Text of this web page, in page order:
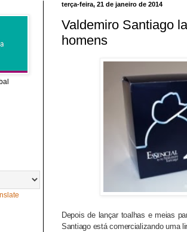
terça-feira, 21 de janeiro de 2014
Valdemiro Santiago
homens
Depois de lançar toalhas e meias
Santiago está comercializando uma